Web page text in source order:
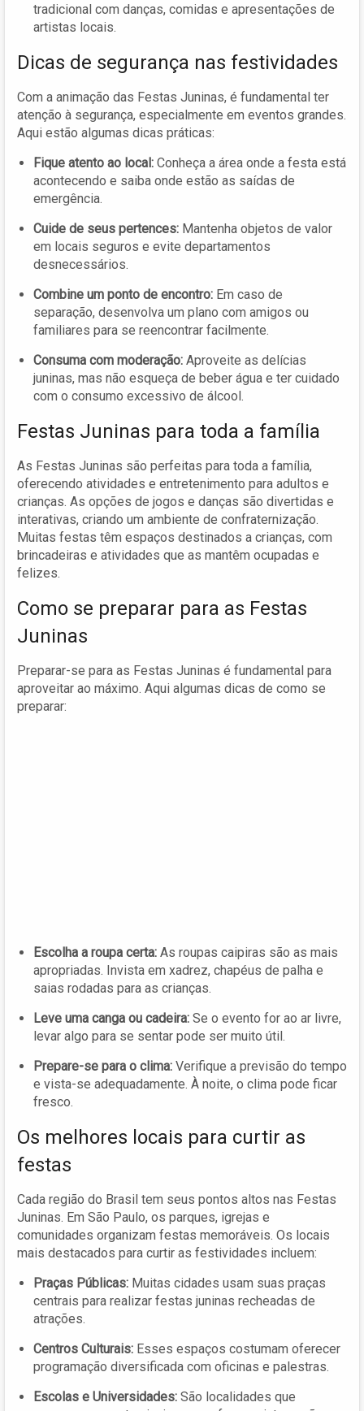
tradicional com danças, comidas e apresentações de
artistas locais.
Dicas de segurança nas festividades
Com a animação das Festas Juninas, é fundamental ter
atenção à segurança, especialmente em eventos grandes.
Aqui estão algumas dicas práticas:
Fique atento ao local: Conheça a área onde a festa está
acontecendo e saiba onde estão as saídas de
emergência.
Cuide de seus pertences: Mantenha objetos de valor
em locais seguros e evite departamentos
desnecessários.
Combine um ponto de encontro: Em caso de
separação, desenvolva um plano com amigos ou
familiares para se reencontrar facilmente.
Consuma com moderação: Aproveite as delícias
juninas, mas não esqueça de beber água e ter cuidado
com o consumo excessivo de álcool.
Festas Juninas para toda a família
As Festas Juninas são perfeitas para toda a família,
oferecendo atividades e entretenimento para adultos e
crianças. As opções de jogos e danças são divertidas e
interativas, criando um ambiente de confraternização.
Muitas festas têm espaços destinados a crianças, com
brincadeiras e atividades que as mantêm ocupadas e
felizes.
Como se preparar para as Festas
Juninas
Preparar-se para as Festas Juninas é fundamental para
aproveitar ao máximo. Aqui algumas dicas de como se
preparar:
Escolha a roupa certa: As roupas caipiras são as mais
apropriadas. Invista em xadrez, chapéus de palha e
saias rodadas para as crianças.
Leve uma canga ou cadeira: Se o evento for ao ar livre,
levar algo para se sentar pode ser muito útil.
Prepare-se para o clima: Verifique a previsão do tempo
e vista-se adequadamente. À noite, o clima pode ficar
fresco.
Os melhores locais para curtir as
festas
Cada região do Brasil tem seus pontos altos nas Festas
Juninas. Em São Paulo, os parques, igrejas e
comunidades organizam festas memoráveis. Os locais
mais destacados para curtir as festividades incluem:
Praças Públicas: Muitas cidades usam suas praças
centrais para realizar festas juninas recheadas de
atrações.
Centros Culturais: Esses espaços costumam oferecer
programação diversificada com oficinas e palestras.
Escolas e Universidades: São localidades que